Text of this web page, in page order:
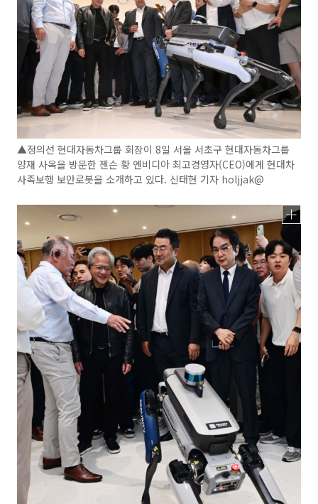
▲정의선 현대자동차그룹 회장이 8일 서울 서초구 현대자동차그룹
양재 사옥을 방문한 젠슨 황 엔비디아 최고경영자(CEO)에게 현대차
사족보행 보안로봇을 소개하고 있다. 신태현 기자 holjjak@